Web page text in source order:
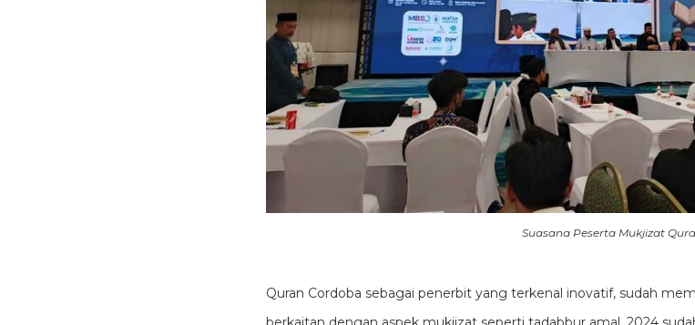
Suasana Peserta Mukjizat
Quran Cordoba sebagai penerbit yang terkenal inovatif, sudah